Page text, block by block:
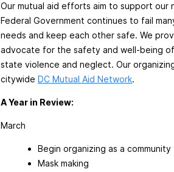
Our mutual aid efforts aim to support our
Federal Government continues to fail
needs and keep each other safe. We
advocate for the safety and well-being
state violence and neglect. Our
citywide DC Mutual Aid Network.
A Year in Review:
March
Begin organizing as a community
Mask making